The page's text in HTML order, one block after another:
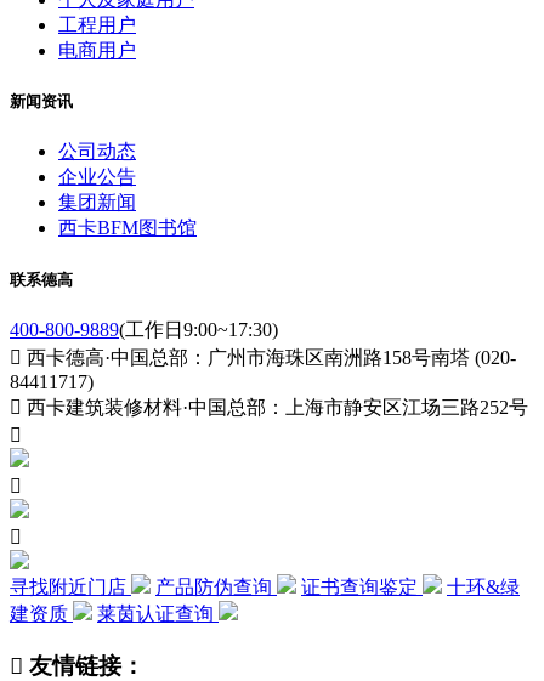
工程用户
电商用户
新闻资讯
公司动态
企业公告
集团新闻
西卡BFM图书馆
联系德高
400-800-9889(工作日9:00~17:30)
 西卡德高·中国总部：广州市海珠区南洲路158号南塔 (020-
84411717)
 西卡建筑装修材料·中国总部：上海市静安区江场三路252号



寻找附近门店 产品防伪查询 证书查询鉴定
十环&绿
建资质
莱茵认证查询
 友情链接：